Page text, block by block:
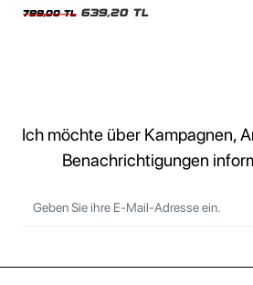
799,00 TL 639,20 TL
Ich möchte über Kampagnen,
Benachrichtigungen